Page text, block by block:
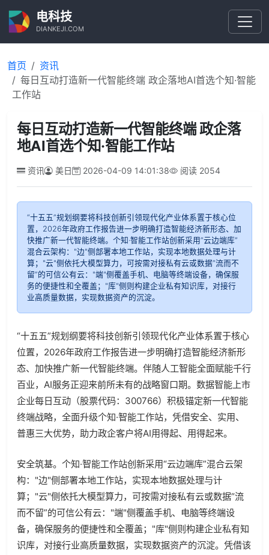
电科技
DIANKEJI.COM
首页
资讯
每日互动打造新一代智能终端 政企落地AI首选个知·智能
工作站
每日互动打造新一代智能终端 政企落
地AI首选个知·智能工作站
资讯 美日 2026-04-09 14:01:38 阅读 2054
“十五五”规划纲要将科技创新引领现代化产业体系置于核心位
置，2026年政府工作报告进一步明确打造智能经济新形态、加
快推广新一代智能终端。个知·智能工作站创新采用“云边端库”
混合云架构："边"侧部署本地工作站，实现本地数据处理与计
算；"云"侧依托大模型算力，可按需对接私有云或数据“流而不
留”的可信公有云："端"侧覆盖手机、电脑等终端设备，确保服
务的便捷性和全覆盖；"库"侧则构建企业私有知识库，对接行
业高质量数据，实现数据资产的沉淀。
“十五五”规划纲要将科技创新引领现代化产业体系置于核心
位置，2026年政府工作报告进一步明确打造智能经济新形
态、加快推广新一代智能终端。伴随人工智能全面赋能千行
百业，AI服务正迎来前所未有的战略窗口期。数据智能上市
企业每日互动（股票代码：300766）积极锚定新一代智能
终端战略，全面升级个知·智能工作站，凭借安全、实用、
普惠三大优势，助力政企客户将AI用得起、用得起来。
安全筑基。个知·智能工作站创新采用“云边端库”混合云架
构："边"侧部署本地工作站，实现本地数据处理与计
算；"云"侧依托大模型算力，可按需对接私有云或数据“流
而不留”的可信公有云："端"侧覆盖手机、电脑等终端设
备，确保服务的便捷性和全覆盖；"库"侧则构建企业私有知
识库，对接行业高质量数据，实现数据资产的沉淀。凭借该